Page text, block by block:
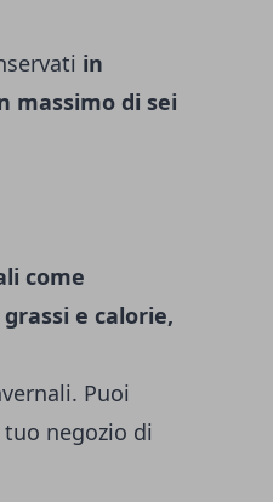
in
massimo di sei
come
e calorie,
Puoi
negozio di